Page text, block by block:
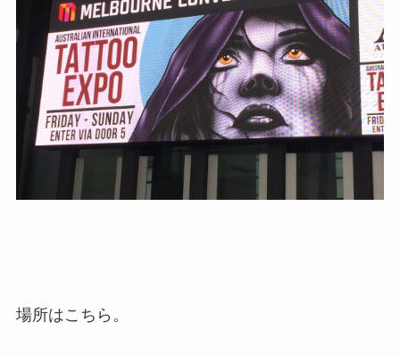
場所はこちら。